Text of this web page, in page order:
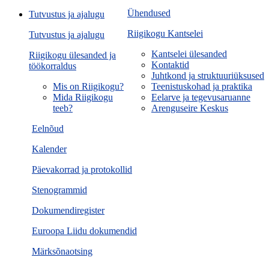
Ühendused
Riigikogu Kantselei
Kantselei ülesanded
Kontaktid
Juhtkond ja struktuuriüksused
Teenistuskohad ja praktika
Eelarve ja tegevusaruanne
Arenguseire Keskus
Eelnõud
Kalender
Päevakorrad ja protokollid
Stenogrammid
Dokumendiregister
Euroopa Liidu dokumendid
Märksõnaotsing
Tutvustus ja ajalugu
Tutvustus ja ajalugu
Riigikogu ülesanded ja
töökorraldus
Mis on Riigikogu?
Mida Riigikogu
teeb?